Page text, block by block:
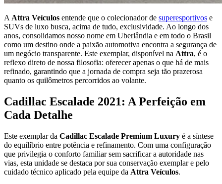
AAttra Veículos entende que o colecionador de superesportivos e
SUVs de luxo busca, acima de tudo, exclusividade. Ao longo dos
anos, consolidamos nosso nome em Uberlândia e em todo o Brasil
como um destino onde a paixão automotiva encontra a segurança de
um negócio transparente. Este exemplar, disponível na Attra, é o
reflexo direto de nossa filosofia: oferecer apenas o que há de mais
refinado, garantindo que a jornada de compra seja tão prazerosa
quanto os quilômetros percorridos ao volante.
Cadillac Escalade 2021: A Perfeição em
Cada Detalhe
Este exemplar da Cadillac Escalade Premium Luxury é a síntese
do equilíbrio entre potência e refinamento. Com uma configuração
que privilegia o conforto familiar sem sacrificar a autoridade nas
vias, esta unidade se destaca por sua conservação exemplar e pelo
cuidado técnico aplicado pela equipe da Attra Veículos.